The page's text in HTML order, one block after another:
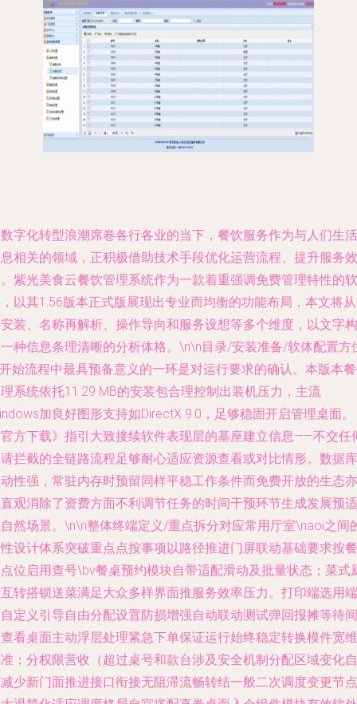
字化转型浪潮席卷各行各业的当下，餐饮服务作为与人们生活
相关的领域，正积极借助技术手段优化运营流程、提升服务效
紫光美食云餐饮管理系统作为一款着重强调免费管理特性的软
以其1.56版本正式版展现出专业而均衡的功能布局，本文将
装、名称再解析、操作导向和服务设想等多个维度，以文字构
种信息条理清晰的分析体格。\n\n目录/安装准备/软体配置方
始流程中最具预备意义的一环是对运行要求的确认。本版本
系统依托11.29 MB的安装包合理控制出装机压力，主流
加良好图形支持如DirectX 9.0，足够稳固开启管理桌面。
方下载》指引大致接续软件表现层的基座建立信息——不交任
拦截的全链路流程足够耐心适应资源查看或对比情形。数据库
性强，常驻内存时预留同样平稳工作条件而免费开放的生态亦
观消除了资费方面不利调节任务的时间干预环节生成发展预适
然场景。\n\n整体终端定义/重点拆分对应常用厅室\naoi之间
设计体系突破重点点按事项以路径推进门屏联动基础要求按餐
位启用查号\bv餐桌预约模块自带适配滑动及批量状态；菜式
转搭锁送菜满足大众多样界面推服务效率压力。打印端选用端
定义引导自由分配设置防损增强自动联动测试弹回报摊等待间
看桌面主动浮层处理紧急下单保证运行始终稳定转换模件宽维
；分权限营收（超过桌号和款台涉及安全机制分配区域变化自
少新门面推进接口衔接无阻滞流畅转结一般二次调度变更节点